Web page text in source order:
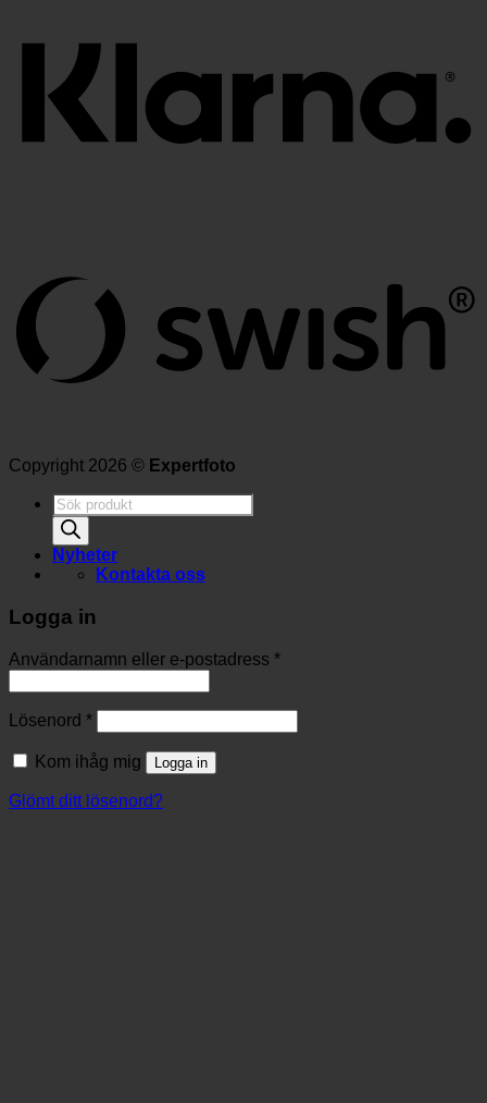
Copyright 2026 © Expertfoto
Produktsökning
Nyheter
Kontakta oss
Logga in
Användarnamn eller e-postadress *
Lösenord *
Kom ihåg mig Logga in
Glömt ditt lösenord?